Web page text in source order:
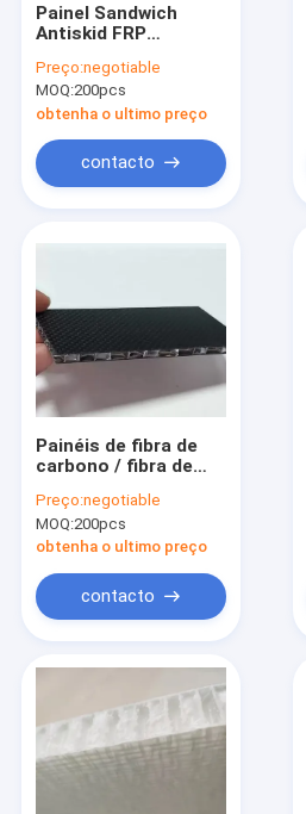
Painel Sandwich
Antiskid FRP
piso de vagão de
carga
Preço:negotiable
MOQ:200pcs
obtenha o ultimo preço
contacto
Painéis de fibra de
carbono / fibra de
Preço:negotiable
MOQ:200pcs
obtenha o ultimo preço
contacto